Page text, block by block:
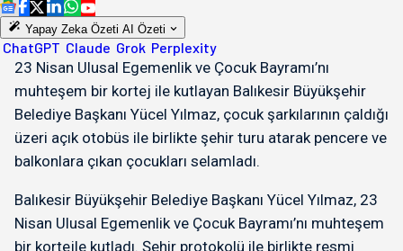
Yapay Zeka Özeti AI Özeti
ChatGPT Claude Grok Perplexity
23 Nisan Ulusal Egemenlik ve Çocuk Bayramı’nı
muhteşem bir kortej ile kutlayan Balıkesir Büyükşehir
Belediye Başkanı Yücel Yılmaz, çocuk şarkılarının çaldığı
üzeri açık otobüs ile birlikte şehir turu atarak pencere ve
balkonlara çıkan çocukları selamladı.
Balıkesir Büyükşehir Belediye Başkanı Yücel Yılmaz, 23
Nisan Ulusal Egemenlik ve Çocuk Bayramı’nı muhteşem
bir kortejle kutladı. Şehir protokolü ile birlikte resmi